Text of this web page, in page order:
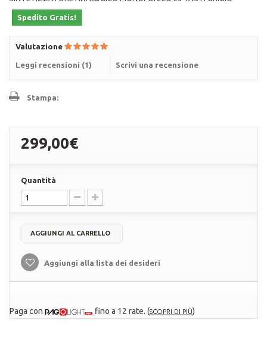
Spedito Gratis!
Valutazione
Leggi recensioni (1) Scrivi una recensione
Stampa:
299,00€
Quantità
AGGIUNGI AL CARRELLO
Aggiungi alla lista dei desideri
Paga con fino a 12 rate. (SCOPRI DI PIÙ)